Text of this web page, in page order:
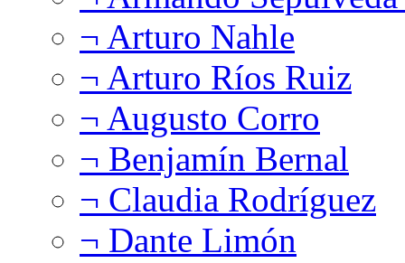
¬ Arturo Nahle
¬ Arturo Ríos Ruiz
¬ Augusto Corro
¬ Benjamín Bernal
¬ Claudia Rodríguez
¬ Dante Limón